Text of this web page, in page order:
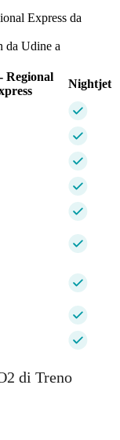
Express da
da Udine a
Regional
Nightjet
di Treno